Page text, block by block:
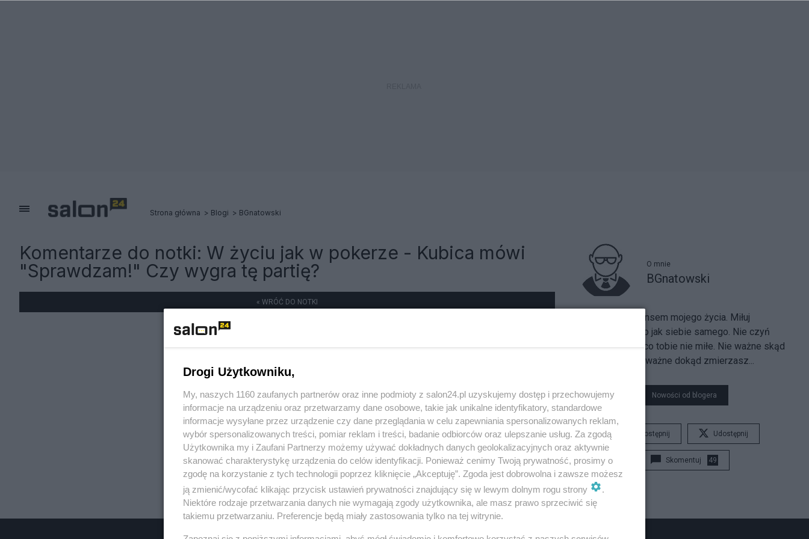
Strona główna Blogi BGnatowski
Komentarze do notki: W życiu jak w pokerze - Kubica mówi
"Sprawdzam!" Czy wygra tę partię?
« WRÓĆ DO NOTKI
O mnie
BGnatowski
Rodzina jest sensem mojego życia. Miłuj
bliźniego swego jak siebie samego. Nie czyń
bliźniemu tego co tobie nie miłe. Nie ważne skąd
przychodzisz - ważne dokąd zmierzasz...
Nowości od blogera
Udostępnij Udostępnij
Skomentuj 49
Drogi Użytkowniku,
My, naszych 1160 zaufanych partnerów oraz inne podmioty z salon24.pl uzyskujemy dostęp i przechowujemy
informacje na urządzeniu oraz przetwarzamy dane osobowe, takie jak unikalne identyfikatory, standardowe
informacje wysyłane przez urządzenie czy dane przeglądania w celu zapewniania spersonalizowanych reklam,
wybór spersonalizowanych treści, pomiar reklam i treści, badanie odbiorców oraz ulepszanie usług. Za zgodą
Użytkownika my i Zaufani Partnerzy możemy używać dokładnych danych geolokalizacyjnych oraz aktywnie
skanować charakterystykę urządzenia do celów identyfikacji. Ponieważ cenimy Twoją prywatność, prosimy o
zgodę na korzystanie z tych technologii poprzez kliknięcie „Akceptuję”. Zgoda jest dobrowolna i zawsze możesz
ją zmienić/wycofać klikając przycisk ustawień prywatności znajdujący się w lewym dolnym rogu strony
.
Niektóre rodzaje przetwarzania danych nie wymagają zgody użytkownika, ale masz prawo sprzeciwić się
takiemu przetwarzaniu. Preferencje będą miały zastosowania tylko na tej witrynie.